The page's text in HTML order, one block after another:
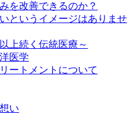
を改善できるのか？
というイメージはありませ
上続く伝統医療～
医学
ートメントについて
い